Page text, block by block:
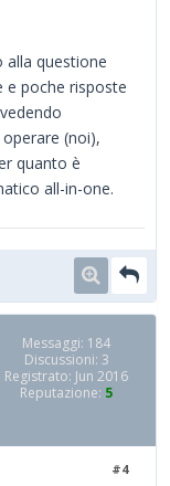
alla questione
e poche risposte
(noi),
quanto è
all-in-one.
Messaggi: 184
Discussioni: 3
Registrato: Jun 2016
Reputazione: 5
#4